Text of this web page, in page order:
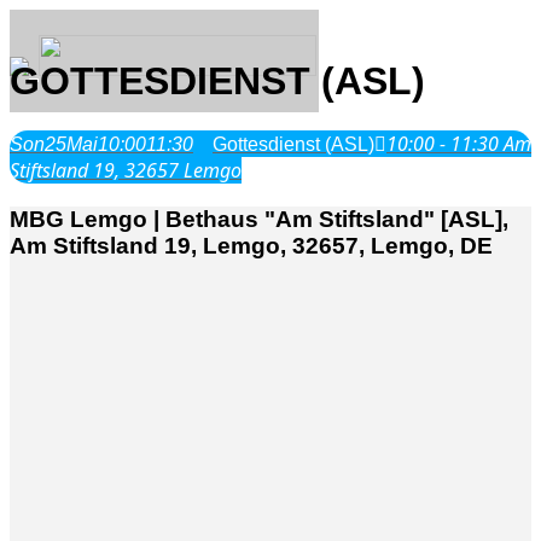
Über Uns
Was wir glauben
Jesus Christus
GOTTESDIENST (ASL)
Son25Mai10:0011:30 Gottesdienst (ASL) 10:00 - 11:30Am
Stiftsland 19, 32657 Lemgo
MBG Lemgo | Bethaus "Am Stiftsland" [ASL],
Am Stiftsland 19, Lemgo, 32657, Lemgo, DE